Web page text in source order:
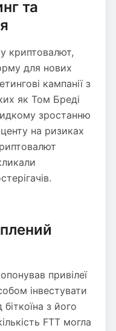
та
криптовалют,
для нових
кампанії з
як Том Бреді
зростанню
на ризиках
привілеї
інвестувати
біткоїна з його
FTT могла